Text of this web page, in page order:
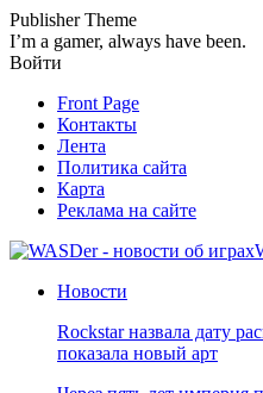
Publisher Theme
I’m a gamer, always have been.
Войти
Front Page
Контакты
Лента
Политика сайта
Карта
Реклама на сайте
Новости
Rockstar назвала дату
показала новый арт